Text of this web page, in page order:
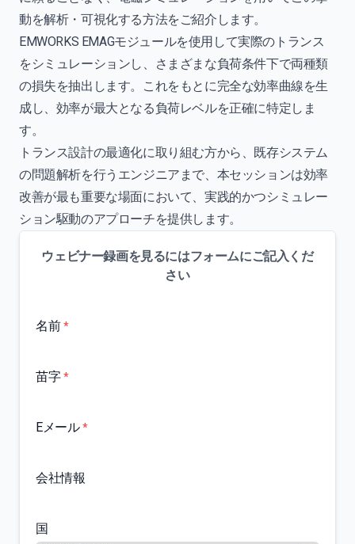
動を解析・可視化する方法をご紹介します。
EMWORKS EMAGモジュールを使用して実際のトランス
をシミュレーションし、さまざまな負荷条件下で両種類
の損失を抽出します。これをもとに完全な効率曲線を生
成し、効率が最大となる負荷レベルを正確に特定しま
す。
トランス設計の最適化に取り組む方から、既存システム
の問題解析を行うエンジニアまで、本セッションは効率
改善が最も重要な場面において、実践的かつシミュレー
ション駆動のアプローチを提供します。
ウェビナー録画を見るにはフォームにご記入くだ
さい
名前*
苗字*
Eメール*
会社情報
国